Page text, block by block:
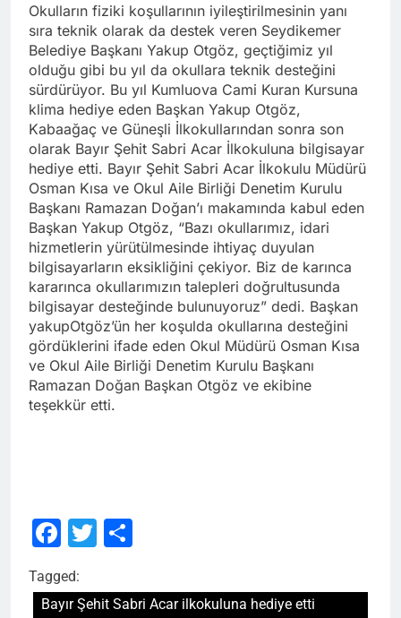
Okulların fiziki koşullarının iyileştirilmesinin yanı
sıra teknik olarak da destek veren Seydikemer
Belediye Başkanı Yakup Otgöz, geçtiğimiz yıl
olduğu gibi bu yıl da okullara teknik desteğini
sürdürüyor. Bu yıl Kumluova Cami Kuran Kursuna
klima hediye eden Başkan Yakup Otgöz,
Kabaağaç ve Güneşli İlkokullarından sonra son
olarak Bayır Şehit Sabri Acar İlkokuluna bilgisayar
hediye etti. Bayır Şehit Sabri Acar İlkokulu Müdürü
Osman Kısa ve Okul Aile Birliği Denetim Kurulu
Başkanı Ramazan Doğan’ı makamında kabul eden
Başkan Yakup Otgöz, “Bazı okullarımız, idari
hizmetlerin yürütülmesinde ihtiyaç duyulan
bilgisayarların eksikliğini çekiyor. Biz de karınca
kararınca okullarımızın talepleri doğrultusunda
bilgisayar desteğinde bulunuyoruz” dedi. Başkan
yakupOtgöz’ün her koşulda okullarına desteğini
gördüklerini ifade eden Okul Müdürü Osman Kısa
ve Okul Aile Birliği Denetim Kurulu Başkanı
Ramazan Doğan Başkan Otgöz ve ekibine
teşekkür etti.
Facebook
Twitter
Tagged:
Bayır Şehit Sabri Acar ilkokuluna hediye etti